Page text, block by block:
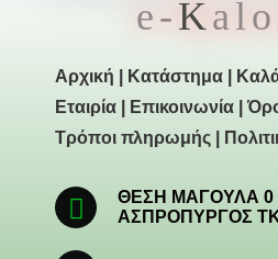
e-Kalo
Αρχική Κατάστημα
Εταιρία
Επικοινωνία |
Τρόποι πληρωμής
ΘΕΣΗ ΜΑΓΟΥΛΑ 0
ΑΣΠΡΟΠΥΡΓΟΣ